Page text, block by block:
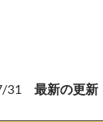
31 最新の更新